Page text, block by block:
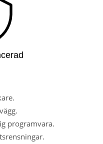
programvara.